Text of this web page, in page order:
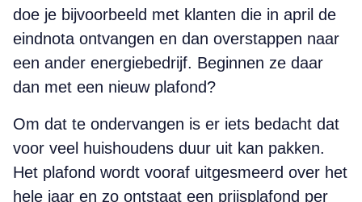
doe je bijvoorbeeld met klanten die in april de
eindnota ontvangen en dan overstappen naar
een ander energiebedrijf. Beginnen ze daar
dan met een nieuw plafond?
Om dat te ondervangen is er iets bedacht dat
voor veel huishoudens duur uit kan pakken.
Het plafond wordt vooraf uitgesmeerd over het
hele jaar en zo ontstaat een prijsplafond per